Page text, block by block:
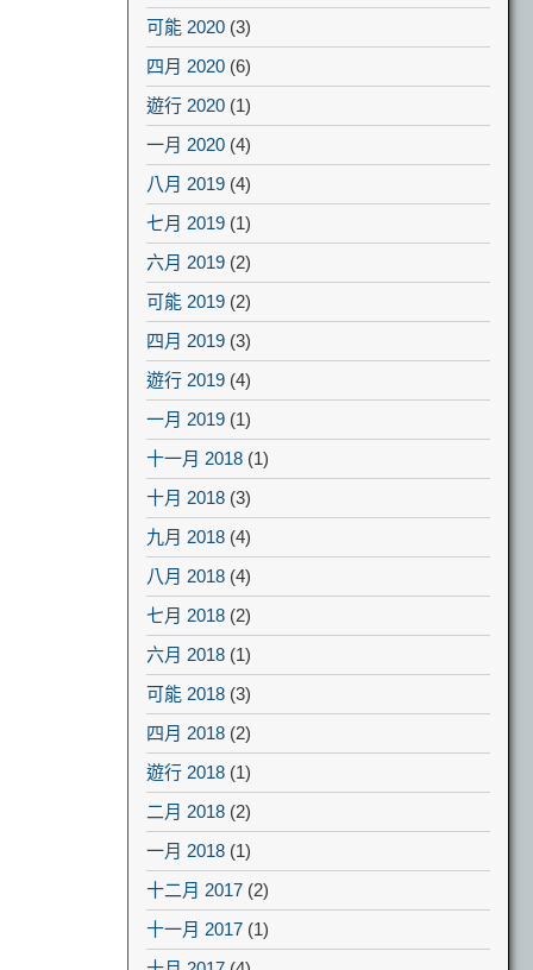
可能 2020 (3)
四月 2020 (6)
遊行 2020 (1)
一月 2020 (4)
八月 2019 (4)
七月 2019 (1)
六月 2019 (2)
可能 2019 (2)
四月 2019 (3)
遊行 2019 (4)
一月 2019 (1)
十一月 2018 (1)
十月 2018 (3)
九月 2018 (4)
八月 2018 (4)
七月 2018 (2)
六月 2018 (1)
可能 2018 (3)
四月 2018 (2)
遊行 2018 (1)
二月 2018 (2)
一月 2018 (1)
十二月 2017 (2)
十一月 2017 (1)